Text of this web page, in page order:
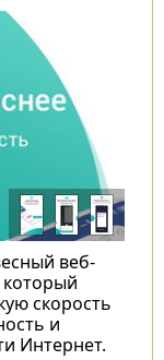
веб-
скорость
и
Интернет.